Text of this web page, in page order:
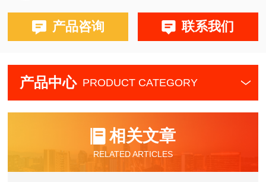
产品咨询 联系我们
产品中心 PRODUCT CATEGORY
相关文章
RELATED ARTICLES